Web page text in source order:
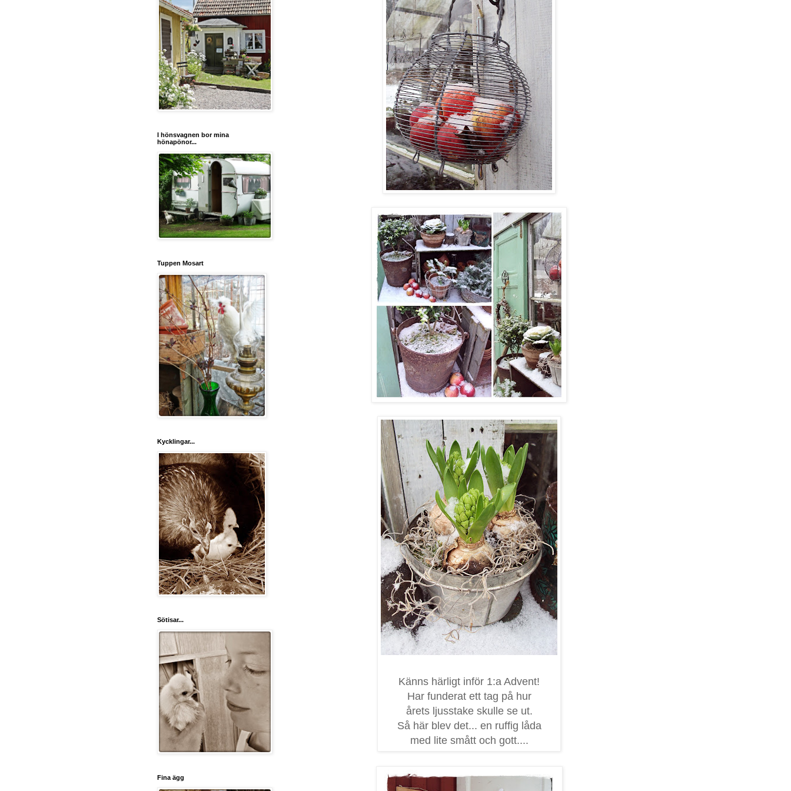
Känns härligt inför 1:a Advent!
Har funderat ett tag på hur
årets ljusstake skulle se ut.
Så här blev det... en ruffig låda
med lite smått och gott....
I hönsvagnen bor mina
hönapönor...
Tuppen Mosart
Kycklingar...
Sötisar...
Fina ägg